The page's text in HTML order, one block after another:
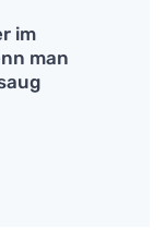
im
man